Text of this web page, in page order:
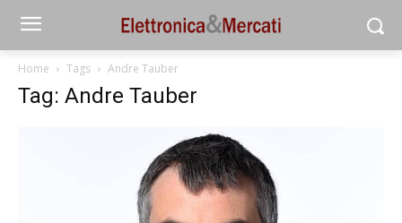
Home Tags Andre Tauber
Tag: Andre Tauber